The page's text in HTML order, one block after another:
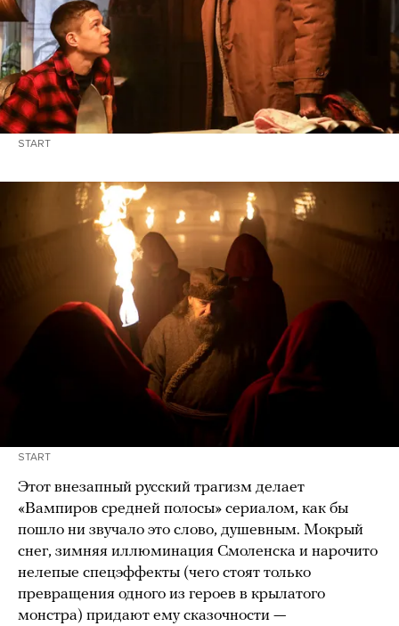
START
START
Этот внезапный русский трагизм делает
«Вампиров средней полосы» сериалом, как бы
пошло ни звучало это слово, душевным. Мокрый
снег, зимняя иллюминация Смоленска и нарочито
нелепые спецэффекты (чего стоят только
превращения одного из героев в крылатого
монстра) придают ему сказочности —